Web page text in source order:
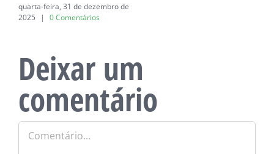
quarta-feira, 31 de dezembro de
2025
| 0 Comentários
Deixar um
comentário
Comentário